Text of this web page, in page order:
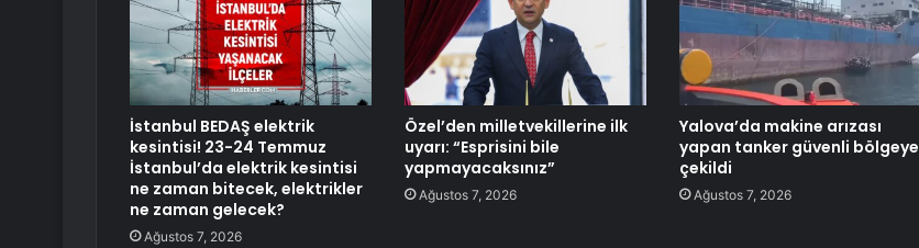
İstanbul BEDAŞ elektrik
kesintisi! 23-24 Temmuz
İstanbul’da elektrik kesintisi
ne zaman bitecek, elektrikler
ne zaman gelecek?
Ağustos 7, 2026
Özel’den milletvekillerine ilk
uyarı: “Esprisini bile
yapmayacaksınız”
Ağustos 7, 2026
Yalova’da makine arızası
yapan tanker güvenli bölgeye
çekildi
Ağustos 7, 2026